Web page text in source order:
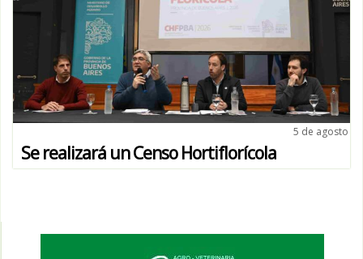
5 de agosto
Se realizará un Censo Hortiflorícola